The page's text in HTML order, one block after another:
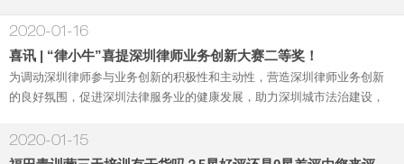
探
2020-01-16
喜讯 | “律小牛”喜提深圳律师业务创新大赛二等奖！
为调动深圳律师参与业务创新的积极性和主动性，营造深圳律师业务创新
的良好氛围，促进深圳法律服务业的健康发展，助力深圳城市法治建设，
投票、专
2020-01-15